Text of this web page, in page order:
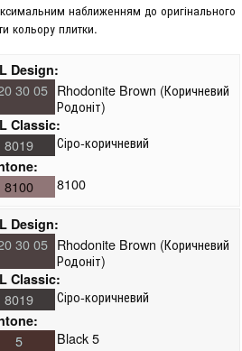
наближенням до оригінального
кольору плитки.
Design:
30 05 Rhodonite Brown (Коричневий
Родоніт)
Classic:
8019 Сіро-коричневий
8100
8100
Design:
30 05 Rhodonite Brown (Коричневий
Родоніт)
Classic:
8019 Сіро-коричневий
5
Black 5